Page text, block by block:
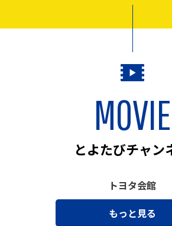
MOVIE
とよたびチャン
トヨタ会館
もっと見る